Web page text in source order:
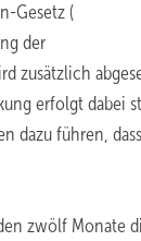
Gesetz (
der
zusätzlich
erfolgt dabei
dazu führen,
zwölf Monate